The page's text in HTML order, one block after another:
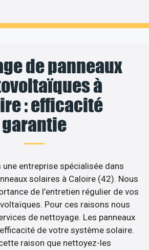
de panneaux
à
: efficacité
garantie
entreprise spécialisée dans
solaires à Caloire (42). Nous
de l’entretien régulier de vos
Pour ces raisons nous
de nettoyage. Les panneaux
de votre système solaire.
raison que nettoyez-les